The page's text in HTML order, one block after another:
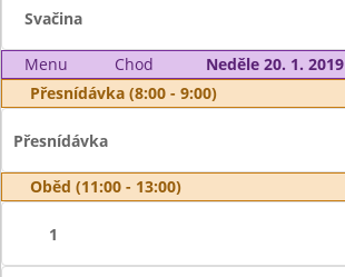
Svačina
Menu Chod
Neděle 20. 1. 2019
Přesnídávka (8:00 - 9:00)
Přesnídávka
Oběd (11:00 - 13:00)
1